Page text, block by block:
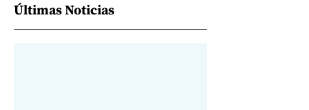
Últimas Noticias